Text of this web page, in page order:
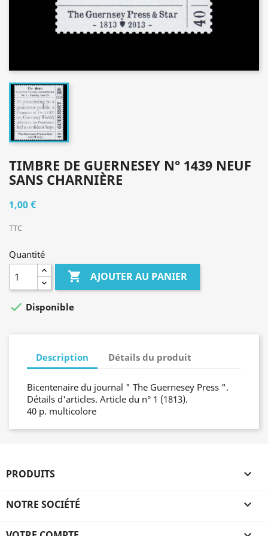
TIMBRE DE GUERNESEY N° 1439 NEUF
SANS CHARNIÈRE
1,00 €
TTC
Quantité
 AJOUTER AU PANIER
 Disponible
Description Détails du produit
Bicentenaire du journal " The Guernesey Press ".
Détails d'articles. Article du n° 1 (1813).
40 p. multicolore
PRODUITS 
NOTRE SOCIÉTÉ 